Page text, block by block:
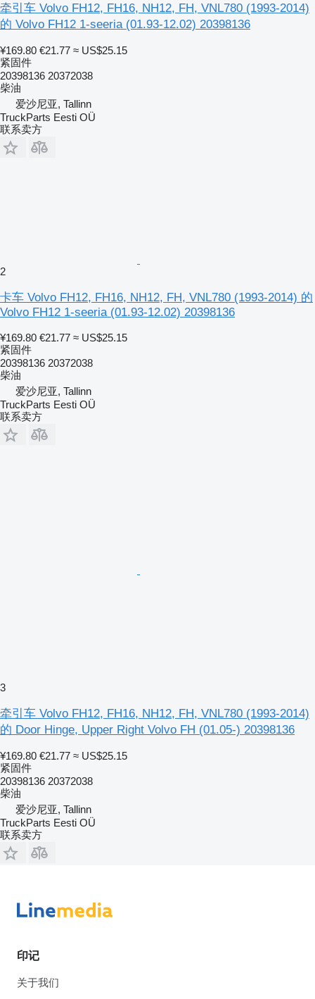
牵引车 Volvo FH12, FH16, NH12, FH, VNL780 (1993-2014)
的 Volvo FH12 1-seeria (01.93-12.02) 20398136
¥169.80 €21.77 ≈ US$25.15
紧固件
20398136 20372038
柴油
爱沙尼亚, Tallinn
TruckParts Eesti OÜ
联系卖方
2
卡车 Volvo FH12, FH16, NH12, FH, VNL780 (1993-2014) 的
Volvo FH12 1-seeria (01.93-12.02) 20398136
¥169.80 €21.77 ≈ US$25.15
紧固件
20398136 20372038
柴油
爱沙尼亚, Tallinn
TruckParts Eesti OÜ
联系卖方
3
牵引车 Volvo FH12, FH16, NH12, FH, VNL780 (1993-2014)
的 Door Hinge, Upper Right Volvo FH (01.05-) 20398136
¥169.80 €21.77 ≈ US$25.15
紧固件
20398136 20372038
柴油
爱沙尼亚, Tallinn
TruckParts Eesti OÜ
联系卖方
印记
关于我们